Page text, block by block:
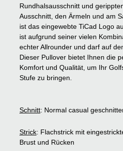
Rundhalsausschnitt und
Ausschnitt, den Ärmeln und am
ist das eingewebte TiCad Logo
ist aufgrund seiner vielen
echter Allrounder und darf auf
Dieser Pullover bietet Ihnen die
Komfort und Qualität, um Ihr
Stufe zu bringen.
Schnitt: Normal casual
Strick: Flachstrick mit
Brust und Rücken